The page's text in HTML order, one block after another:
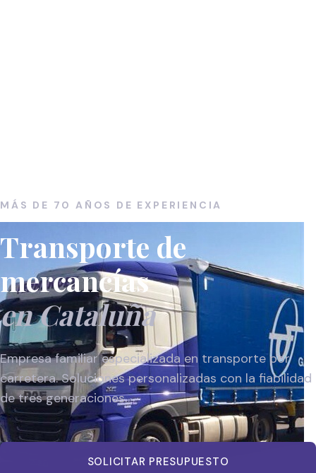
MÁS DE 70 AÑOS DE EXPERIENCIA
Transporte de
mercancías
en Cataluña
Empresa familiar especializada en transporte por
carretera. Soluciones personalizadas con la fiabilidad
de tres generaciones.
SOLICITAR PRESUPUESTO